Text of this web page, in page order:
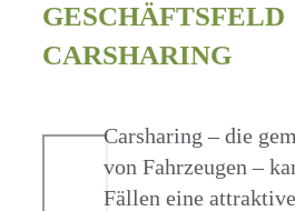
GESCHÄFTSFELD
CARSHARING
Carsharing – die
von Fahrzeugen –
Fällen eine